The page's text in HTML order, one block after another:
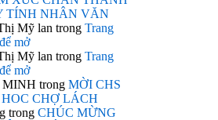
TÍNH NHÂN VĂN
Mỹ lan trong Trang
mở
Mỹ lan trong Trang
mở
trong MỜI CHS
CHỢ LÁCH
trong CHÚC MỪNG